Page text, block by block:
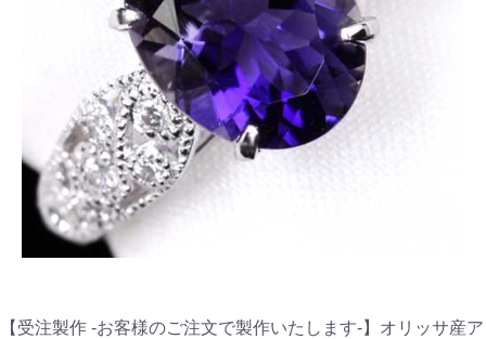
【受注製作 -お客様のご注文で製作いたします-】オリッサ産ア